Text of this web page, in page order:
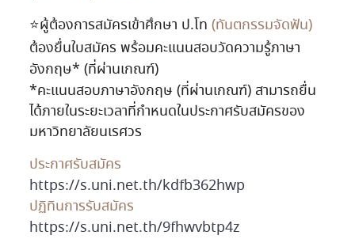
⭐️ผู้ต้องการสมัครเข้าศึกษา ป.โท (ทันตกรรมจัดฟัน)
ต้องยื่นใบสมัคร พร้อมคะแนนสอบวัดความรู้ภาษา
อังกฤษ* (ที่ผ่านเกณฑ์)
*คะแนนสอบภาษาอังกฤษ (ที่ผ่านเกณฑ์) สามารถยื่น
ได้ภายในระยะเวลาที่กำหนดในประกาศรับสมัครของ
มหาวิทยาลัยนเรศวร
ประกาศรับสมัคร
https://s.uni.net.th/kdfb362hwp
ปฏิทินการรับสมัคร
https://s.uni.net.th/9fhwvbtp4z